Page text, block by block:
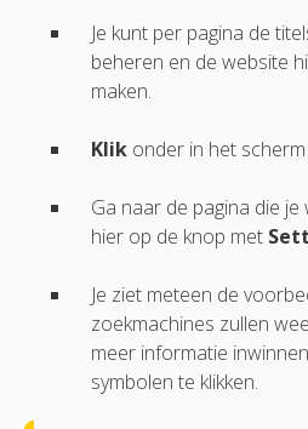
Je kunt per pagina de
beheren en de website
maken.
Klik onder in het
Ga naar de pagina die
hier op de knop met
Je ziet meteen de
zoekmachines zullen
meer informatie
symbolen te klikken.